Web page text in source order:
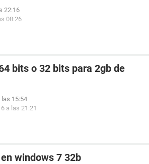
22:16
08:26
bits o 32 bits para 2gb de
las 15:54
a las 21:21
windows 7 32b